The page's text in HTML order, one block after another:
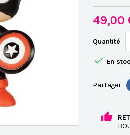
49,00
Quantité
 En
Partager